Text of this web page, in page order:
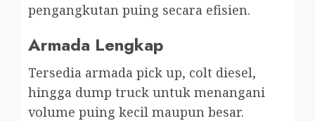
pengangkutan puing secara efisien.
Armada Lengkap
Tersedia armada pick up, colt diesel,
hingga dump truck untuk menangani
volume puing kecil maupun besar.